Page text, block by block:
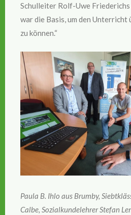
Schulleiter Rolf-Uwe
war die Basis, um den
zu können.“
Paula B. Ihlo aus Brumby,
Calbe, Sozialkundelehrer Stefan